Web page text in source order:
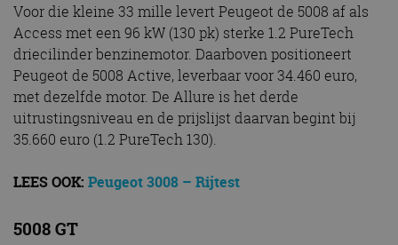
Voor die kleine 33 mille levert Peugeot de 5008 af als
Access met een 96 kW (130 pk) sterke 1.2 PureTech
driecilinder benzinemotor. Daarboven positioneert
Peugeot de 5008 Active, leverbaar voor 34.460 euro,
met dezelfde motor. De Allure is het derde
uitrustingsniveau en de prijslijst daarvan begint bij
35.660 euro (1.2 PureTech 130).
LEES OOK: Peugeot 3008 – Rijtest
5008 GT